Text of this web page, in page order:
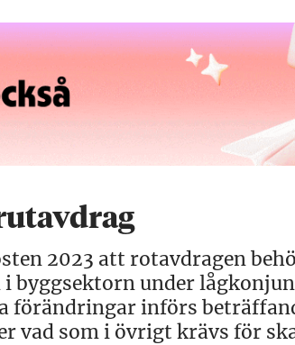
2023 att rotavdragen
under
förändringar införs
vad som i övrigt krävs för